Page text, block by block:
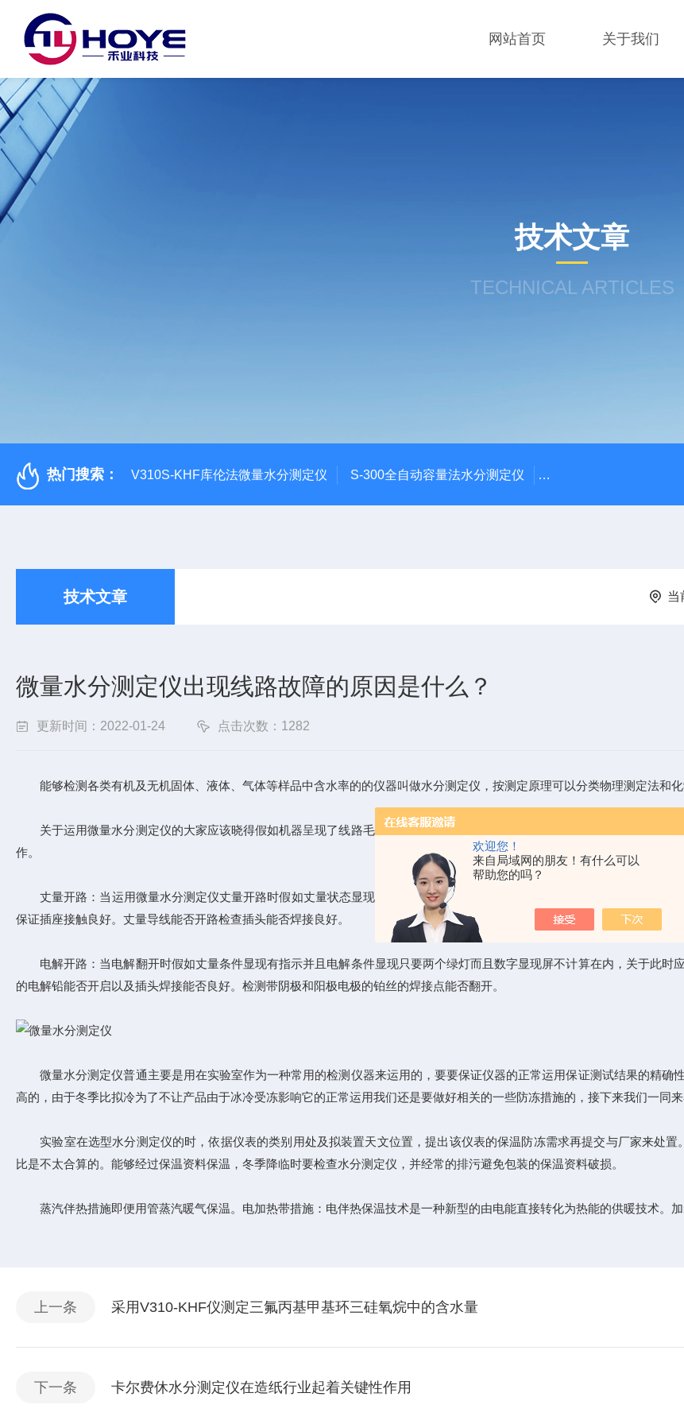
欢迎您！
来自局域网的朋友！有什么可以
帮助您的吗？
网站首页 关于我们
技术文章
TECHNICAL ARTICLES
热门搜索： V310S-KHF库伦法微量水分测定仪 S-300全自动容量法水分测定仪 S-300全自动容量法卡尔
技术文章 当
微量水分测定仪出现线路故障的原因是什么？
更新时间：2022-01-24 点击次数：1282
能够检测各类有机及无机固体、液体、气体等样品中含水率的的仪器叫做水分测定仪，按测定原理可以分类物理测定法和化
关于运用微量水分测定仪的大家应该晓得假如机器呈现了线路毛病就可能影响机器的正常运用并且假如严重的状况下还
作。
丈量开路：当运用微量水分测定仪丈量开路时假如丈量状态显现和电解状态显现较大并且LED数字屏显现计数使阳极室中
保证插座接触良好。丈量导线能否开路检查插头能否焊接良好。
电解开路：当电解翻开时假如丈量条件显现有指示并且电解条件显现只要两个绿灯而且数字显现屏不计算在内，关于此时
的电解铅能否开启以及插头焊接能否良好。检测带阴极和阳极电极的铂丝的焊接点能否翻开。
微量水分测定仪普通主要是用在实验室作为一种常用的检测仪器来运用的，要要保证仪器的正常运用保证测试结果的精确
高的，由于冬季比拟冷为了不让产品由于冰冷受冻影响它的正常运用我们还是要做好相关的一些防冻措施的，接下来我们一同来
实验室在选型水分测定仪的时，依据仪表的类别用处及拟装置天文位置，提出该仪表的保温防冻需求再提交与厂家来处置
比是不太合算的。能够经过保温资料保温，冬季降临时要检查水分测定仪，并经常的排污避免包装的保温资料破损。
蒸汽伴热措施即便用管蒸汽暖气保温。电加热带措施：电伴热保温技术是一种新型的由电能直接转化为热能的供暖技术。加
上一条 采用V310-KHF仪测定三氟丙基甲基环三硅氧烷中的含水量
下一条 卡尔费休水分测定仪在造纸行业起着关键性作用